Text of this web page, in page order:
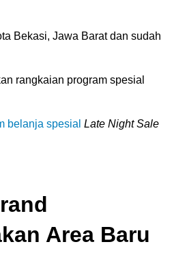
Bekasi, Jawa Barat dan sudah
rangkaian program spesial
belanja spesial Late Night Sale
Area Baru